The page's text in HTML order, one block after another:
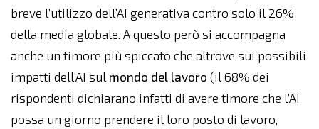
breve l’utilizzo dell’AI generativa contro solo il 26%
della media globale. A questo però si accompagna
anche un timore più spiccato che altrove sui possibili
impatti dell’AI sul mondo del lavoro (il 68% dei
rispondenti dichiarano infatti di avere timore che l’AI
possa un giorno prendere il loro posto di lavoro,